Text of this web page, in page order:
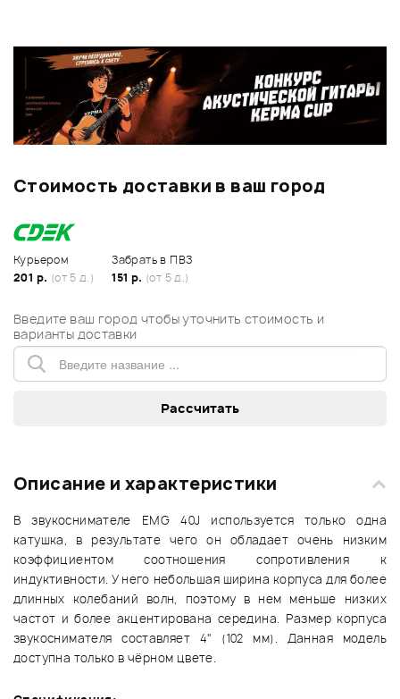
Стоимость доставки в ваш город
Курьером
201 р. (от 5 д.)
Забрать в ПВЗ
151 р. (от 5 д.)
Введите ваш город чтобы уточнить стоимость и
варианты доставки
Описание и характеристики
В звукоснимателе EMG 40J используется только одна
катушка, в результате чего он обладает очень низким
коэффициентом соотношения сопротивления к
индуктивности. У него небольшая ширина корпуса для более
длинных колебаний волн, поэтому в нем меньше низких
частот и более акцентирована середина. Размер корпуса
звукоснимателя составляет 4" (102 мм). Данная модель
доступна только в чёрном цвете.